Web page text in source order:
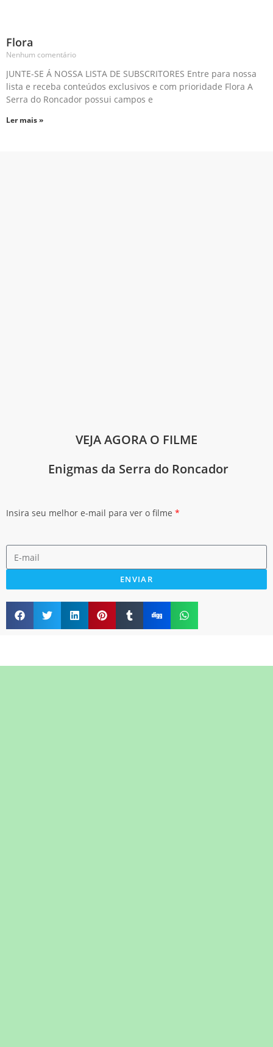
Flora
Nenhum comentário
JUNTE-SE Á NOSSA LISTA DE SUBSCRITORES Entre para nossa
lista e receba conteúdos exclusivos e com prioridade Flora A
Serra do Roncador possui campos e
Ler mais »
VEJA AGORA O FILME
Enigmas da Serra do Roncador
Insira seu melhor e-mail para ver o filme *
ENVIAR